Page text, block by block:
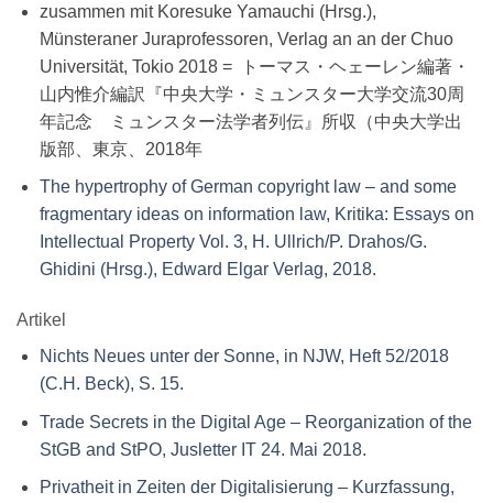
zusammen mit Koresuke Yamauchi (Hrsg.),
Münsteraner Juraprofessoren, Verlag an an der Chuo
Universität, Tokio 2018 = トーマス・ヘェーレン編著・
山内惟介編訳『中央大学・ミュンスター大学交流30周
年記念 ミュンスター法学者列伝』所収（中央大学出
版部、東京、2018年
The hypertrophy of German copyright law – and some
fragmentary ideas on information law, Kritika: Essays on
Intellectual Property Vol. 3, H. Ullrich/P. Drahos/G.
Ghidini (Hrsg.), Edward Elgar Verlag, 2018.
Artikel
Nichts Neues unter der Sonne, in NJW, Heft 52/2018
(C.H. Beck), S. 15.
Trade Secrets in the Digital Age – Reorganization of the
StGB and StPO, Jusletter IT 24. Mai 2018.
Privatheit in Zeiten der Digitalisierung – Kurzfassung,